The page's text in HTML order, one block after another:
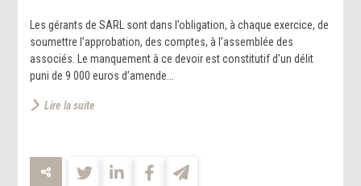
Les gérants de SARL sont dans l’obligation, à chaque exercice, de
soumettre l’approbation, des comptes, à l’assemblée des
associés. Le manquement à ce devoir est constitutif d’un délit
puni de 9 000 euros d’amende...
Lire la suite